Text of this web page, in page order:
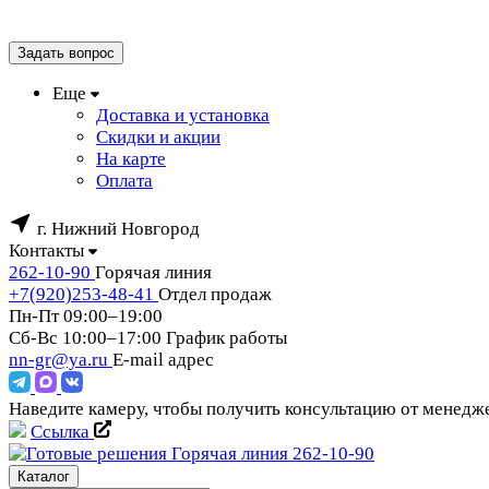
Задать вопрос
Еще
Доставка и установка
Скидки и акции
На карте
Оплата
г. Нижний Новгород
Контакты
262-10-90 Горячая линия
+7(920)253-48-41 Отдел продаж
Пн-Пт 09:00–19:00
Сб-Вс 10:00–17:00 График работы
nn-gr@ya.ru E-mail адрес
Наведите камеру, чтобы получить консультацию от
Ссылка
Горячая линия 262-10-90
Каталог